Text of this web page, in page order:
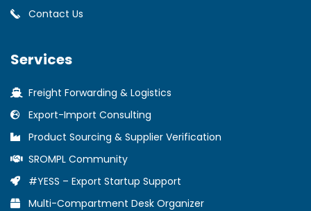
Contact Us
Services
Freight Forwarding & Logistics
Export-Import Consulting
Product Sourcing & Supplier Verification
SROMPL Community
#YESS – Export Startup Support
Multi-Compartment Desk Organizer